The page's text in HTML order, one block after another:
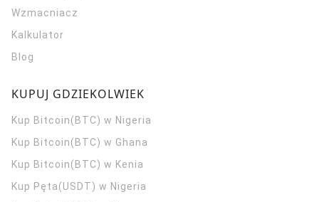
Wzmacniacz
Kalkulator
Blog
KUPUJ GDZIEKOLWIEK
Kup Bitcoin(BTC) w Nigeria
Kup Bitcoin(BTC) w Ghana
Kup Bitcoin(BTC) w Kenia
Kup Pęta(USDT) w Nigeria